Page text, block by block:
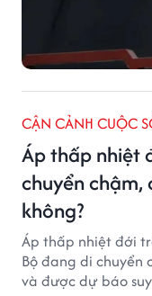
CẬN CẢNH CUỘC
Áp thấp nhiệt
chuyển
không?
Áp thấp nhiệt đới
Bộ đang di
và được dự báo